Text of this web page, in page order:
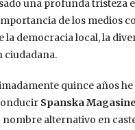
una profunda tristeza
de los medios
la democracia local, la
ciudadana.
quince años
Spanska
nombre alternativo en